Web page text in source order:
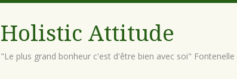
Holistic Attitude
"Le plus grand bonheur c'est d'être bien avec soi" Fontenelle